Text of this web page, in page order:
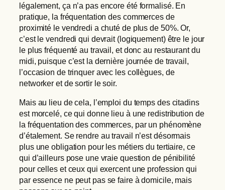
légalement, ça n’a pas encore été formalisé. En
pratique, la fréquentation des commerces de
proximité le vendredi a chuté de plus de 50%. Or,
c’est le vendredi qui devrait (logiquement) être le jour
le plus fréquenté au travail, et donc au restaurant du
midi, puisque c’est la dernière journée de travail,
l’occasion de trinquer avec les collègues, de
networker et de sortir le soir.
Mais au lieu de cela, l’emploi du temps des citadins
est morcelé, ce qui donne lieu à une redistribution de
la fréquentation des commerces, par un phénomène
d’étalement. Se rendre au travail n’est désormais
plus une obligation pour les métiers du tertiaire, ce
qui d’ailleurs pose une vraie question de pénibilité
pour celles et ceux qui exercent une profession qui
par essence ne peut pas se faire à domicile, mais